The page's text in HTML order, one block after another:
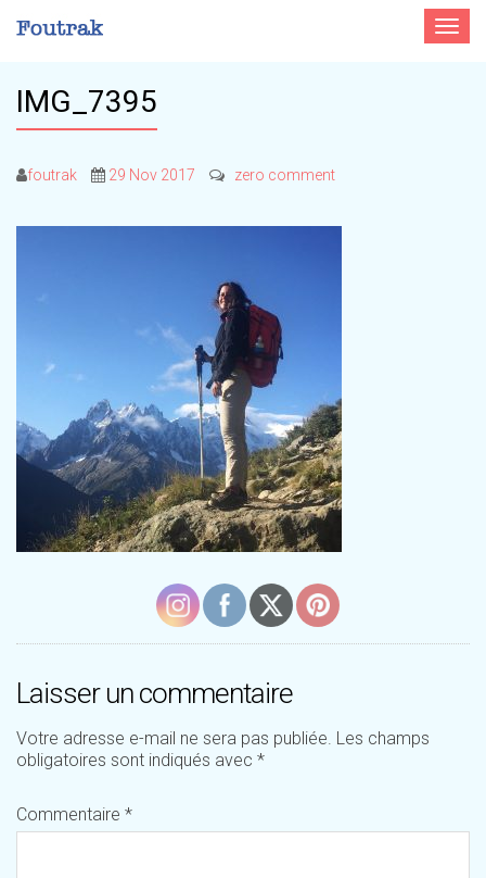
Toggle
IMG_7395
foutrak 29 Nov 2017 zero comment
Laisser un commentaire
Votre adresse e-mail ne sera pas publiée. Les champs
obligatoires sont indiqués avec *
Commentaire *